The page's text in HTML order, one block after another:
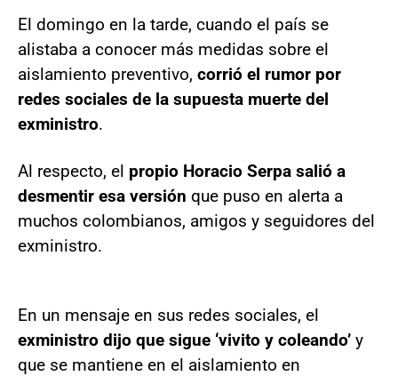
El domingo en la tarde, cuando el país se
alistaba a conocer más medidas sobre el
aislamiento preventivo, corrió el rumor por
redes sociales de la supuesta muerte del
exministro.
Al respecto, el propio Horacio Serpa salió a
desmentir esa versión que puso en alerta a
muchos colombianos, amigos y seguidores del
exministro.
En un mensaje en sus redes sociales, el
exministro dijo que sigue ‘vivito y coleando’ y
que se mantiene en el aislamiento en